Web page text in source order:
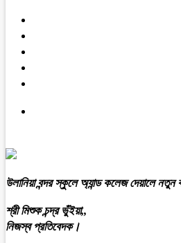
উলানিয়া বন্দর স্কুলে অ্যান্ড কলেজ দেয়ালে নতুন
শ্রী মিশুক চন্দ্র ভুঁইয়া,,
নিজস্ব প্রতিবেদক।